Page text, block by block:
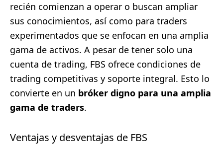
recién comienzan a operar o buscan ampliar
sus conocimientos, así como para traders
experimentados que se enfocan en una amplia
gama de activos. A pesar de tener solo una
cuenta de trading, FBS ofrece condiciones de
trading competitivas y soporte integral. Esto lo
convierte en un bróker digno para una amplia
gama de traders.
Ventajas y desventajas de FBS